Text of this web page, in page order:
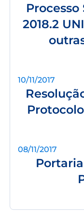
2018.2
10/11/2017
08/11/2017